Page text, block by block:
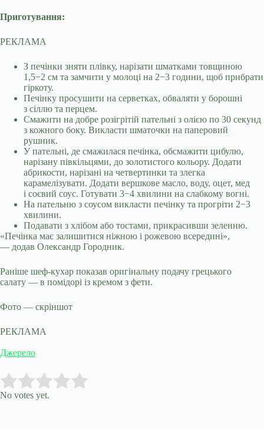
Приготування:
РЕКЛАМА
З печінки зняти плівку, нарізати шматками товщиною
1,5−2 см та замчити у молоці на 2−3 години, щоб прибрати
гіркоту.
Печінку просушити на серветках, обваляти у борошні
з сіллю та перцем.
Смажити на добре розігрітій пательні з олією по 30 секунд
з кожного боку. Викласти шматочки на паперовий
рушник.
У пательні, де смажилася печінка, обсмажити цибулю,
нарізану півкільцями, до золотистого кольору. Додати
абрикости, нарізані на четвертинки та злегка
карамелізувати. Додати вершкове масло, воду, оцет, мед
і соєвий соус. Готувати 3−4 хвилини на слабкому вогні.
На пательню з соусом викласти печінку та прогріти 2−3
хвилини.
Подавати з хлібом або тостами, прикрасивши зеленню.
«Печінка має залишитися ніжною і рожевою всередині»,
— додав Олександр Городник.
Раніше шеф-кухар показав оригінальну подачу грецького
салату — в помідорі із кремом з фети.
Фото — скріншот
РЕКЛАМА
Джерело
Rate this item:
No votes yet.